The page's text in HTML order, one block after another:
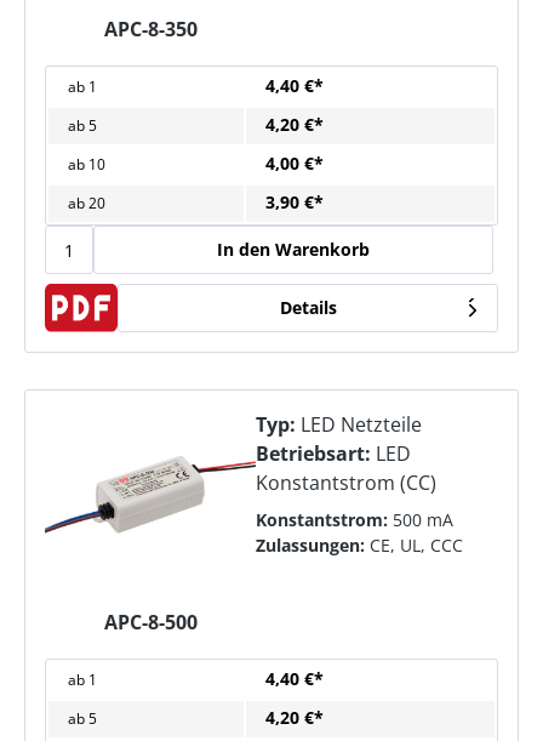
APC-8-350
ab 1 4,40 €*
ab5 4,20 €*
ab 10 4,00 €*
ab20 3,90 €*
In den Warenkorb
Details
APC-8-500
Typ: LED Netzteile
Betriebsart: LED
Konstantstrom (CC)
Konstantstrom: 500 mA
Zulassungen: CE, UL, CCC
ab 1 4,40 €*
ab5 4,20 €*